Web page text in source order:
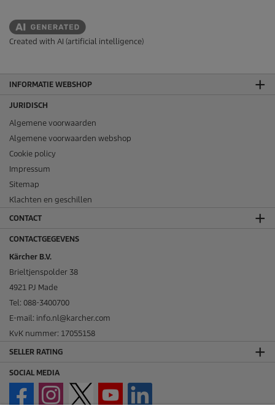
Created with AI (artificial intelligence)
INFORMATIE WEBSHOP
JURIDISCH
Algemene voorwaarden
Algemene voorwaarden webshop
Cookie policy
Impressum
Sitemap
Klachten en geschillen
CONTACT
CONTACTGEGEVENS
Kärcher B.V.
Brieltjenspolder 38
4921 PJ Made
Tel: 088-3400700
E-mail: info.nl@karcher.com
KvK nummer: 17055158
SELLER RATING
SOCIAL MEDIA